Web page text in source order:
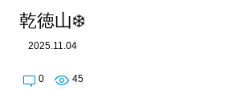
乾徳山❄️
2025.11.04
0 45